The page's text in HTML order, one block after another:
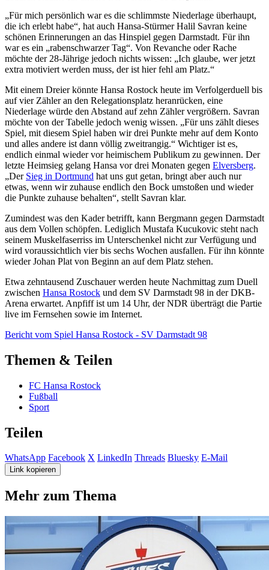
„Für mich persönlich war es die schlimmste Niederlage überhaupt,
die ich erlebt habe“, hat auch Hansa-Stürmer Halil Savran keine
schönen Erinnerungen an das Hinspiel gegen Darmstadt. Für ihn
war es ein „rabenschwarzer Tag“. Von Revanche oder Rache
möchte der 28-Jährige jedoch nichts wissen: „Ich glaube, wer jetzt
extra motiviert werden muss, der ist hier fehl am Platz.“
Mit einem Dreier könnte Hansa Rostock heute im Verfolgerduell bis
auf vier Zähler an den Relegationsplatz heranrücken, eine
Niederlage würde den Abstand auf zehn Zähler vergrößern. Savran
möchte von der Tabelle jedoch wenig wissen. „Für uns zählt dieses
Spiel, mit diesem Spiel haben wir drei Punkte mehr auf dem Konto
und alles andere ist dann völlig zweitrangig.“ Wichtiger ist es,
endlich einmal wieder vor heimischem Publikum zu gewinnen. Der
letzte Heimsieg gelang Hansa vor drei Monaten gegen Elversberg.
„Der Sieg in Dortmund hat uns gut getan, bringt aber auch nur
etwas, wenn wir zuhause endlich den Bock umstoßen und wieder
die Punkte zuhause behalten“, stellt Savran klar.
Zumindest was den Kader betrifft, kann Bergmann gegen Darmstadt
aus dem Vollen schöpfen. Lediglich Mustafa Kucukovic steht nach
seinem Muskelfaserriss im Unterschenkel nicht zur Verfügung und
wird voraussichtlich vier bis sechs Wochen ausfallen. Für ihn könnte
wieder Johan Plat von Beginn an auf dem Platz stehen.
Etwa zehntausend Zuschauer werden heute Nachmittag zum Duell
zwischen Hansa Rostock und dem SV Darmstadt 98 in der DKB-
Arena erwartet. Anpfiff ist um 14 Uhr, der NDR überträgt die Partie
live im Fernsehen sowie im Internet.
Bericht vom Spiel Hansa Rostock - SV Darmstadt 98
Themen & Teilen
FC Hansa Rostock
Fußball
Sport
Teilen
WhatsApp Facebook X LinkedIn Threads Bluesky E-Mail
Link kopieren
Mehr zum Thema